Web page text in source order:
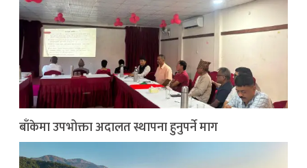
बाँकेमा उपभोक्ता अदालत स्थापना हुनुपर्ने माग